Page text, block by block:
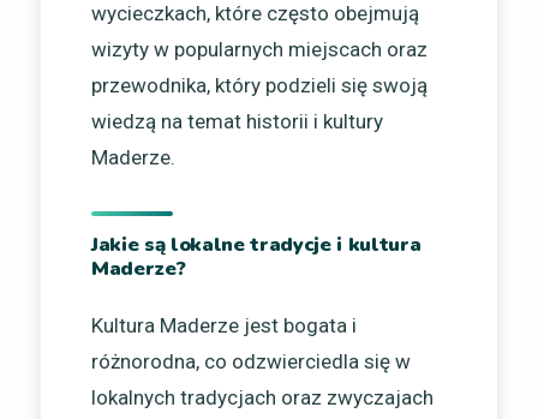
wycieczkach, które często obejmują
wizyty w popularnych miejscach oraz
przewodnika, który podzieli się swoją
wiedzą na temat historii i kultury
Maderze.
Jakie są lokalne tradycje i kultura
Maderze?
Kultura Maderze jest bogata i
różnorodna, co odzwierciedla się w
lokalnych tradycjach oraz zwyczajach